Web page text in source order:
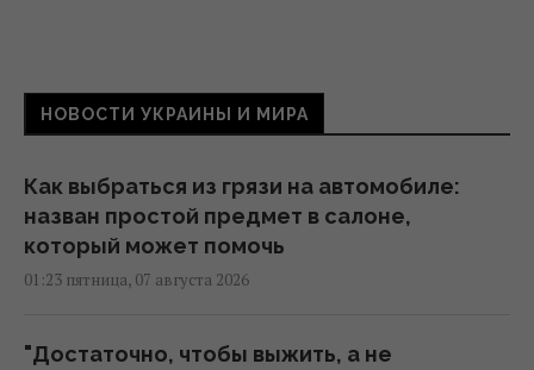
НОВОСТИ УКРАИНЫ И МИРА
Как выбраться из грязи на автомобиле:
назван простой предмет в салоне,
который может помочь
01:23 пятница, 07 августа 2026
"Достаточно, чтобы выжить, а не